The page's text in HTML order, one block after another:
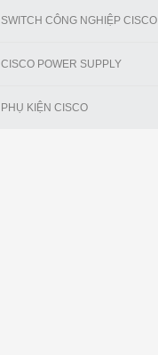
SWITCH CÔNG NGHIỆP CISCO
CISCO POWER SUPPLY
PHỤ KIỆN CISCO